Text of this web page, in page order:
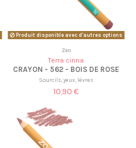
Produit disponible avec d'autres options
Zao
Terra cinna
CRAYON - 562 - BOIS DE ROSE
Sourcils, yeux, lèvres
10,90 €